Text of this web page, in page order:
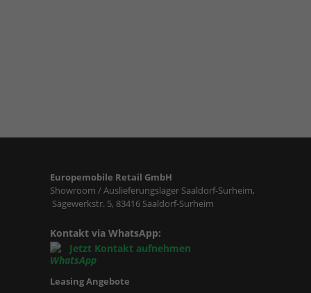
Europemobile Retail GmbH
Showroom / Auslieferungslager Saaldorf-Surheim,
Sägewerkstr. 5, 83416 Saaldorf-Surheim
Kontakt via WhatsApp:
Jetzt Kontakt aufnehmen
Leasing Angebote